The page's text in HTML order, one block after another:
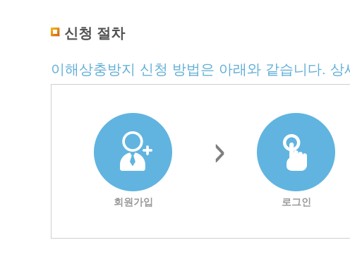
신청 절차
이해상충방지 신청 방법은 아래와 같습니다. 상
회원가입 로그인